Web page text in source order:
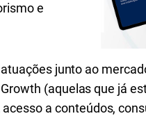
e
junto ao
Growth (aquelas que já
a conteúdos,